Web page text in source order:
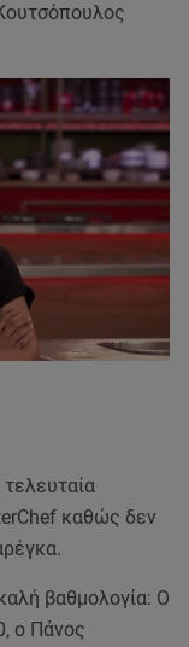
καθώς δεν
βαθμολογία: Ο
ο Πάνος